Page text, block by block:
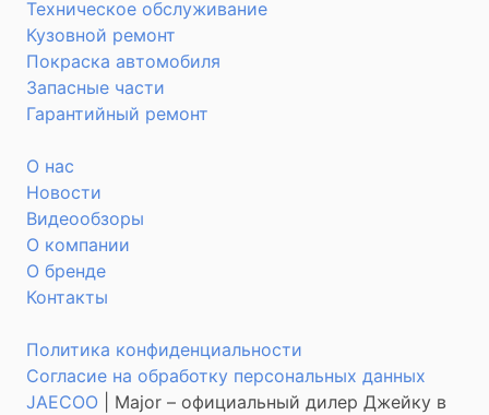
Техническое обслуживание
Кузовной ремонт
Покраска автомобиля
Запасные части
Гарантийный ремонт
О нас
Новости
Видеообзоры
О компании
О бренде
Контакты
Политика конфиденциальности
Согласие на обработку персональных данных
JAECOO | Major – официальный дилер Джейку в